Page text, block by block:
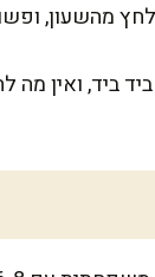
מהשעון,
ביד, ואין מה